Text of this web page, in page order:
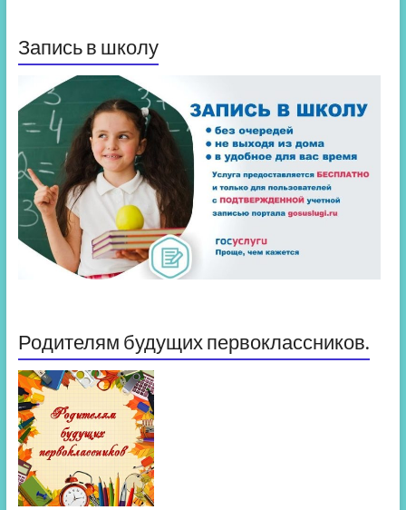
Запись в школу
Родителям будущих первоклассников.